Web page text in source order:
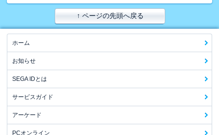
↑ ページの先頭へ戻る
ホーム
お知らせ
SEGA IDとは
サービスガイド
アーケード
PCオンライン